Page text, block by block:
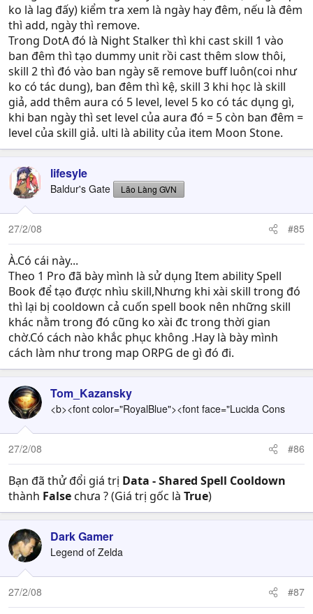
ko là lag đấy) kiểm tra xem là ngày hay đêm, nếu là đêm
thì add, ngày thì remove.
Trong DotA đó là Night Stalker thì khi cast skill 1 vào
ban đêm thì tạo dummy unit rồi cast thêm slow thôi,
skill 2 thì đó vào ban ngày sẽ remove buff luôn(coi như
ko có tác dung), ban đêm thì kệ, skill 3 khi học là skill
giả, add thêm aura có 5 level, level 5 ko có tác dụng gì,
khi ban ngày thì set level của aura đó = 5 còn ban đêm =
level của skill giả. ulti là ability của item Moon Stone.
lifesyle
Baldur's Gate Lão Làng GVN
27/2/08 #85
À.Có cái này...
Theo 1 Pro đã bày mình là sử dụng Item ability Spell
Book để tạo được nhìu skill,Nhưng khi xài skill trong đó
thì lại bị cooldown cả cuốn spell book nên những skill
khác nằm trong đó cũng ko xài đc trong thời gian
chờ.Có cách nào khắc phục không .Hay là bày mình
cách làm như trong map ORPG de gì đó đi.
Tom_Kazansky
<b><font color="RoyalBlue"><font face="Lucida Cons
27/2/08 #86
Bạn đã thử đổi giá trị Data - Shared Spell Cooldown
thành Falsechưa ? (Giá trị gốc là True)
Dark Gamer
Legend of Zelda
27/2/08 #87